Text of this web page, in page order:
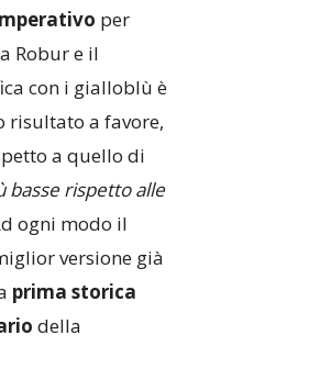
per
Robur e il
con i gialloblù è
risultato a favore,
a quello di
rispetto alle
ogni modo il
versione già
prima storica
della